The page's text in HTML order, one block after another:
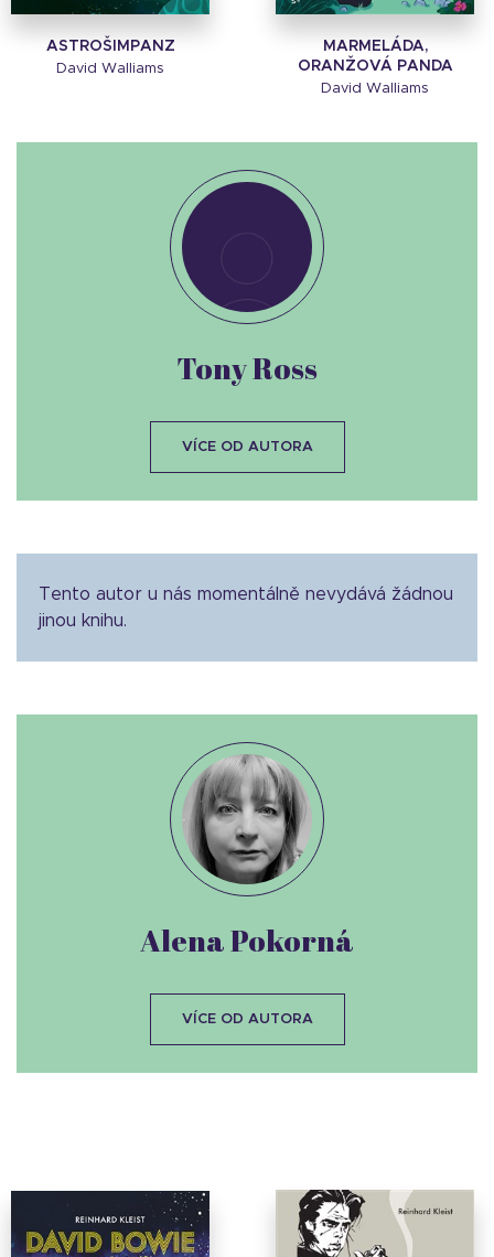
ASTROŠIMPANZ
David Walliams
MARMELÁDA,
ORANŽOVÁ PANDA
David Walliams
Tento autor u nás momentálně nevydává žádnou
jinou knihu.
Tony Ross
VÍCE OD AUTORA
Alena Pokorná
VÍCE OD AUTORA